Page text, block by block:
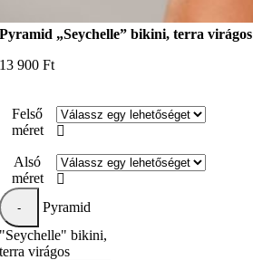
Pyramid „Seychelle” bikini, terra virágos
13 900Ft
Felső
méret

Alsó
méret

Pyramid
"Seychelle" bikini,
terra virágos